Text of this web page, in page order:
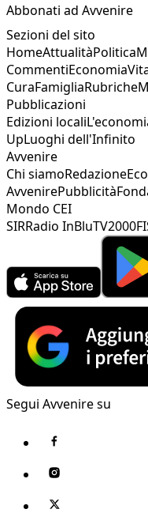
Abbonati ad Avvenire
Sezioni del sito
HomeAttualitàPolitica
CommentiEconomia
CuraFamigliaRubriche
Pubblicazioni
Edizioni locali
UpLuoghi dell'Infinito
Avvenire
Chi siamoRedazione
AvvenirePubblicità
Mondo CEI
SIRRadio InBluTV2000
Segui Avvenire su